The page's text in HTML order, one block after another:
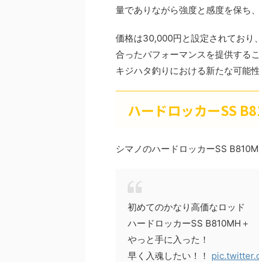
量でありながら強度と感度を保ち
価格は30,000円と設定されており
合ったパフォーマンスを提供する
キジハタ釣りにおける新たな可能
ハードロッカーSS
シマノのハードロッカーSS
初めてのかなり高価なロッド
ハードロッカーSS B810MH＋
やっと手に入った！
早く入魂したい！！